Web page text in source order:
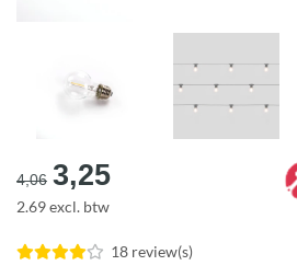
4,06 Oorspronkelijke
prijs
€4,06.
3,25Huidige
€3,25.
2.69 excl. btw
18 review(s)